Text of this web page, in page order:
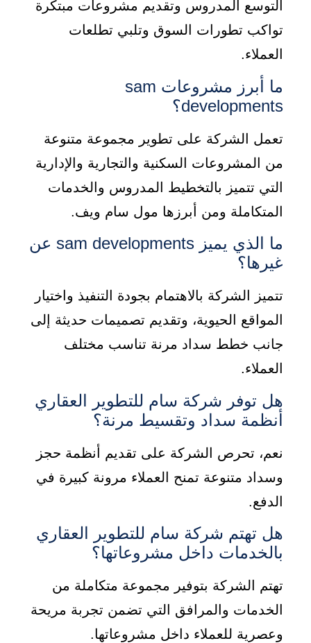
التوسع المدروس وتقديم مشروعات مبتكرة
تواكب تطورات السوق وتلبي تطلعات
العملاء.
ما أبرز مشروعات sam
developments؟
تعمل الشركة على تطوير مجموعة متنوعة
من المشروعات السكنية والتجارية والإدارية
التي تتميز بالتخطيط المدروس والخدمات
المتكاملة ومن أبرزها مول سام ويف.
ما الذي يميز sam developments عن
غيرها؟
تتميز الشركة بالاهتمام بجودة التنفيذ واختيار
المواقع الحيوية، وتقديم تصميمات حديثة إلى
جانب خطط سداد مرنة تناسب مختلف
العملاء.
هل توفر شركة سام للتطوير العقاري
أنظمة سداد وتقسيط مرنة؟
نعم، تحرص الشركة على تقديم أنظمة حجز
وسداد متنوعة تمنح العملاء مرونة كبيرة في
الدفع.
هل تهتم شركة سام للتطوير العقاري
بالخدمات داخل مشروعاتها؟
تهتم الشركة بتوفير مجموعة متكاملة من
الخدمات والمرافق التي تضمن تجربة مريحة
وعصرية للعملاء داخل مشروعاتها.